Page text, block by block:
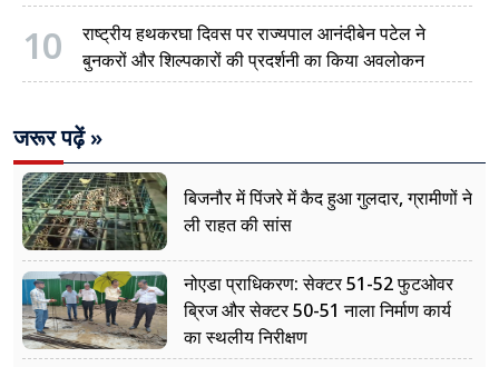
10
राष्ट्रीय हथकरघा दिवस पर राज्यपाल आनंदीबेन पटेल ने
बुनकरों और शिल्पकारों की प्रदर्शनी का किया अवलोकन
जरूर पढ़ें »
बिजनौर में पिंजरे में कैद हुआ गुलदार, ग्रामीणों ने
ली राहत की सांस
नोएडा प्राधिकरण: सेक्टर 51-52 फुटओवर
ब्रिज और सेक्टर 50-51 नाला निर्माण कार्य
का स्थलीय निरीक्षण